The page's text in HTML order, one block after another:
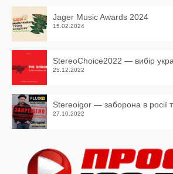
Jager Music Awards 2024
15.02.2024
StereoChoice2022 — вибір
25.12.2022
Stereoigor — заборона в росії
27.10.2022